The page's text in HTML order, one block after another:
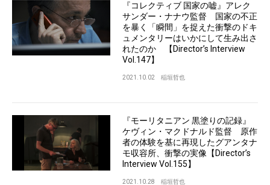
『コレクティブ 国家の嘘』アレク
サンダー・ナナウ監督 国家の不正
を暴く「瞬間」を捉えた衝撃のドキ
ュメンタリーはいかにして生み出さ
れたのか 【Director’s Interview
Vol.147】
2021.10.02 稲垣哲也
『モーリタニアン 黒塗りの記録』
ケヴィン・マクドナルド監督 原作
者の体験を基に再現したグアンタナ
モ収容所、衝撃の実像【Director’s
Interview Vol.155】
2021.10.28 稲垣哲也